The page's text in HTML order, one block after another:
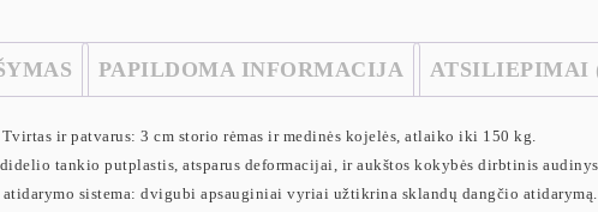
PAPILDOMA INFORMACIJA ATSILIEPIMAI
Tvirtas ir patvarus: 3 cm storio rėmas ir medinės kojelės, atlaiko iki 150 kg.
tankio putplastis, atsparus deformacijai, ir aukštos kokybės dirbtinis
atidarymo sistema: dvigubi apsauginiai vyriai užtikrina sklandų dangčio atidarymą.